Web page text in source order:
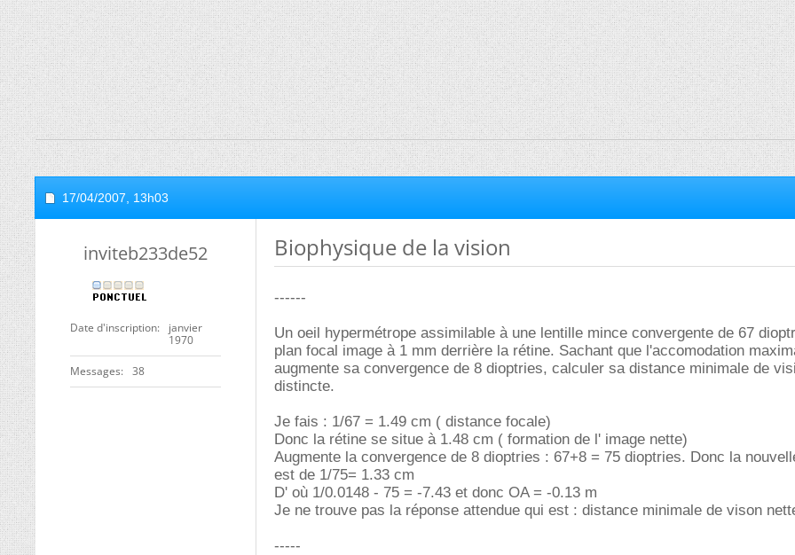
17/04/2007, 13h03
inviteb233de52
Date d'inscription
janvier
1970
Messages 38
Biophysique de la vision
------
Un oeil hypermétrope assimilable à une lentille mince convergente de 67
plan focal image à 1 mm derrière la rétine. Sachant que l'accomodation
augmente sa convergence de 8 dioptries, calculer sa distance minimale de
distincte.
Je fais : 1/67 = 1.49 cm ( distance focale)
Donc la rétine se situe à 1.48 cm ( formation de l' image nette)
Augmente la convergence de 8 dioptries : 67+8 = 75 dioptries. Donc la
est de 1/75= 1.33 cm
D' où 1/0.0148 - 75 = -7.43 et donc OA = -0.13 m
Je ne trouve pas la réponse attendue qui est : distance minimale de vison
-----